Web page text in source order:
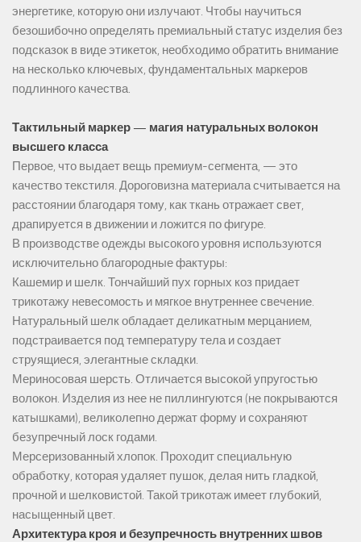
энергетике, которую они излучают. Чтобы научиться
безошибочно определять премиальный статус изделия без
подсказок в виде этикеток, необходимо обратить внимание
на несколько ключевых, фундаментальных маркеров
подлинного качества.
Тактильный маркер — магия натуральных волокон
высшего класса
Первое, что выдает вещь премиум-сегмента, — это
качество текстиля. Дороговизна материала считывается на
расстоянии благодаря тому, как ткань отражает свет,
драпируется в движении и ложится по фигуре.
В производстве одежды высокого уровня используются
исключительно благородные фактуры:
Кашемир и шелк. Тончайший пух горных коз придает
трикотажу невесомость и мягкое внутреннее свечение.
Натуральный шелк обладает деликатным мерцанием,
подстраивается под температуру тела и создает
струящиеся, элегантные складки.
Мериносовая шерсть. Отличается высокой упругостью
волокон. Изделия из нее не пиллингуются (не покрываются
катышками), великолепно держат форму и сохраняют
безупречный лоск годами.
Мерсеризованный хлопок. Проходит специальную
обработку, которая удаляет пушок, делая нить гладкой,
прочной и шелковистой. Такой трикотаж имеет глубокий,
насыщенный цвет.
Архитектура кроя и безупречность внутренних швов